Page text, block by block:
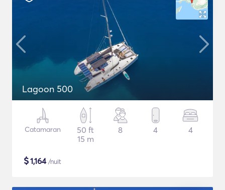
Lagoon 500
Catamaran
50 ft
15 m
8 4 4
$1,164/nuit